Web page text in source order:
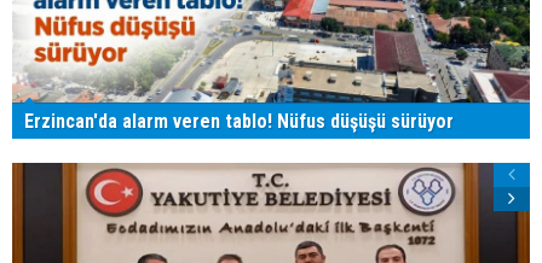
Erzincan'da alarm veren tablo! Nüfus düşüşü sürüyor